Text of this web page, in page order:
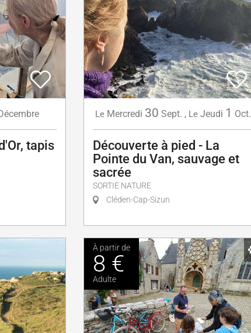
tapis
Le Mercredi 30 Sept. , Le Jeudi 1 Oct.
Découverte à pied - La
Pointe du Van, sauvage et
sacrée
SORTIE NATURE
Cléden-Cap-Sizun
À partir de
8 €
Adulte